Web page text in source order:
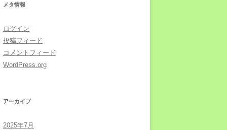
メタ情報
ログイン
投稿フィード
コメントフィード
WordPress.org
アーカイブ
2025年7月